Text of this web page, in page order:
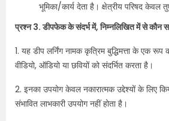
भूमिका/कार्य देता है। क्षेत्रीय परिषद केवल
प्रश्न 3. डीपफेक के संदर्भ में, निम्नलिखित में से
1. यह डीप लर्निंग नामक कृत्रिम बुद्धिमत्ता के एक
वीडियो, ऑडियो या छवियों को संदर्भित करता है।
2. इनका उपयोग केवल नकारात्मक उद्देश्यों के लिए
संभावित लाभकारी उपयोग नहीं होता है।